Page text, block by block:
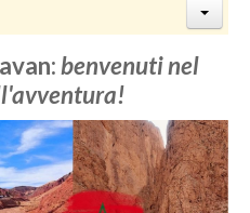
benvenuti nel